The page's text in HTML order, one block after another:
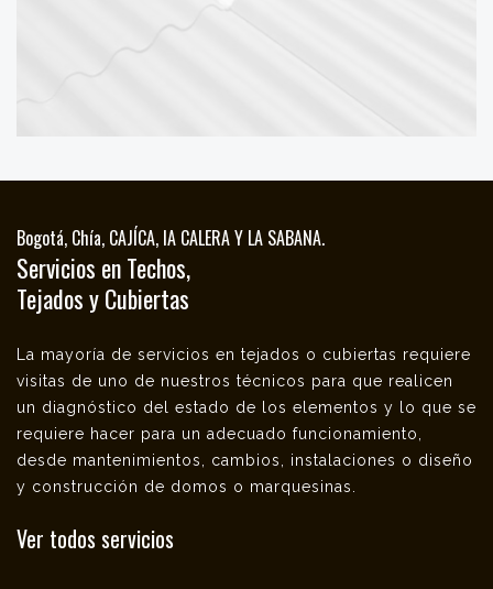
Bogotá, Chía, CAJÍCA, lA CALERA Y LA SABANA.
Servicios en Techos,
Tejados y Cubiertas
La mayoría de servicios en tejados o cubiertas requiere
visitas de uno de nuestros técnicos para que realicen
un diagnóstico del estado de los elementos y lo que se
requiere hacer para un adecuado funcionamiento,
desde mantenimientos, cambios, instalaciones o diseño
y construcción de domos o marquesinas.
Ver todos servicios